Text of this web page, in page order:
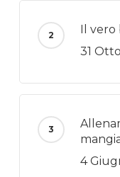
Il vero
31
4